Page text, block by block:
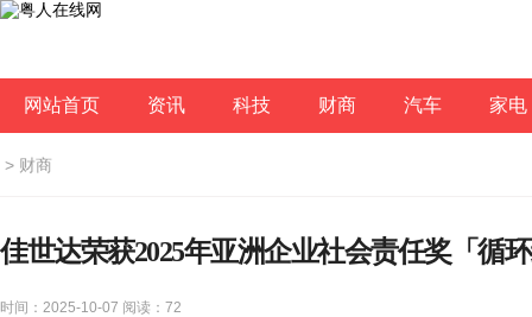
网站首页 资讯 科技 财商 汽车 家电
> 财商
佳世达荣获2025年亚洲企业社会责任奖「循
时间：2025-10-07 阅读： 72